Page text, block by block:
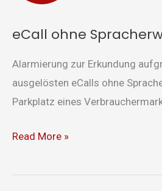
eCall ohne
Alarmierung zur Erkundung
ausgelösten eCalls ohne
Parkplatz eines
Read More »